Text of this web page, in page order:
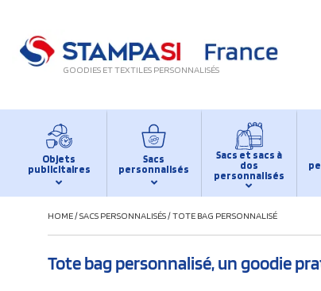
GOODIES ET TEXTILES PERSONNALISÉS
Objets
publicitaires
Sacs
personnalisés
Sacs et sacs à
dos
personnalisés
HOME/SACS PERSONNALISÉS/TOTE BAG PERSONNALISÉ
Tote bag personnalisé, un goodie